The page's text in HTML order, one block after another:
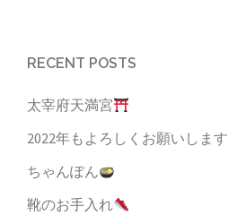
RECENT POSTS
太宰府天満宮
2022年もよろしくお願いします
ちゃんぽん
靴のお手入れ